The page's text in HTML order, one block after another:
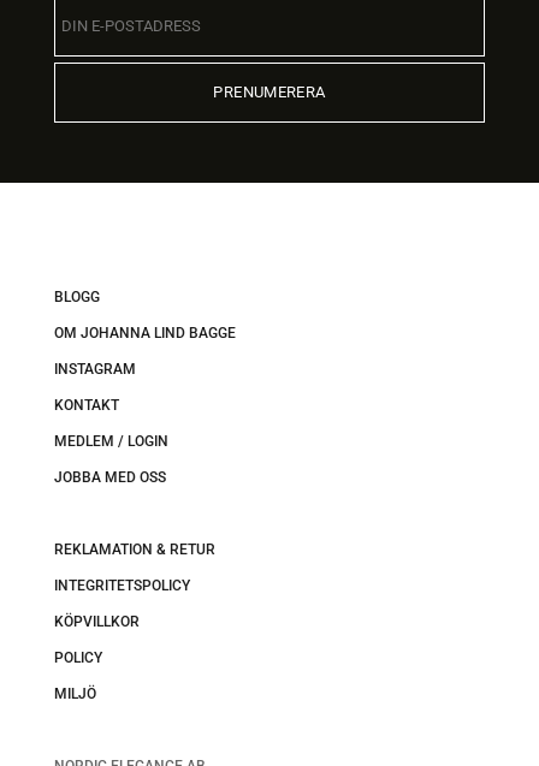
BLOGG
OM JOHANNA LIND BAGGE
INSTAGRAM
KONTAKT
MEDLEM / LOGIN
JOBBA MED OSS
REKLAMATION & RETUR
INTEGRITETSPOLICY
KÖPVILLKOR
POLICY
MILJÖ